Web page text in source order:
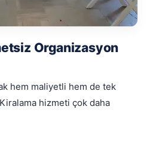
Organizasyon
hem maliyetli hem de tek
Kiralama hizmeti çok daha